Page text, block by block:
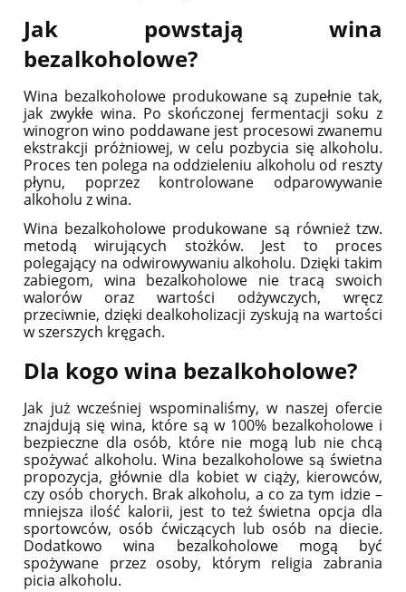
Jak powstają wina
bezalkoholowe?
Wina bezalkoholowe produkowane są zupełnie tak,
jak zwykłe wina. Po skończonej fermentacji soku z
winogron wino poddawane jest procesowi zwanemu
ekstrakcji próżniowej, w celu pozbycia się alkoholu.
Proces ten polega na oddzieleniu alkoholu od reszty
płynu, poprzez kontrolowane odparowywanie
alkoholu z wina.
Wina bezalkoholowe produkowane są również tzw.
metodą wirujących stożków. Jest to proces
polegający na odwirowywaniu alkoholu. Dzięki takim
zabiegom, wina bezalkoholowe nie tracą swoich
walorów oraz wartości odżywczych, wręcz
przeciwnie, dzięki dealkoholizacji zyskują na wartości
w szerszych kręgach.
Dla kogo wina bezalkoholowe?
Jak już wcześniej wspominaliśmy, w naszej ofercie
znajdują się wina, które są w 100% bezalkoholowe i
bezpieczne dla osób, które nie mogą lub nie chcą
spożywać alkoholu. Wina bezalkoholowe są świetna
propozycja, głównie dla kobiet w ciąży, kierowców,
czy osób chorych. Brak alkoholu, a co za tym idzie –
mniejsza ilość kalorii, jest to też świetna opcja dla
sportowców, osób ćwiczących lub osób na diecie.
Dodatkowo wina bezalkoholowe mogą być
spożywane przez osoby, którym religia zabrania
picia alkoholu.